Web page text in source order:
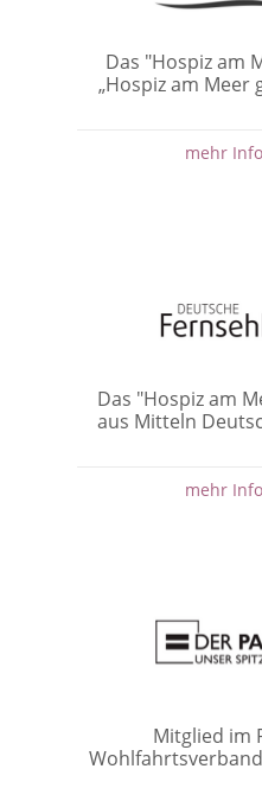
Das "Hospiz am
„Hospiz am Meer
mehr
Das "Hospiz am
aus Mitteln
mehr
Mitglied im